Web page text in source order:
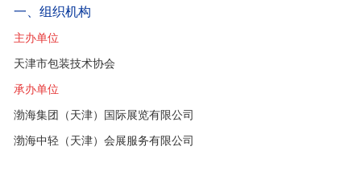
一、组织机构
主办单位
天津市包装技术协会
承办单位
渤海集团（天津）国际展览有限公司
渤海中轻（天津）会展服务有限公司